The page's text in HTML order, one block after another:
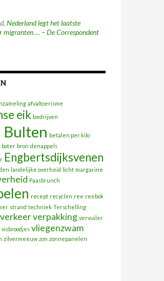
, Nederland legt het laatste
migranten … – De Correspondent
afvaltoerisme
eik bedrijven
Bulten betalen per kilo
boter bron denappels
Engbertsdijksvenen
landelijke overheid licht margarine
Paasbrunch
recept recyclen ree reebok
strand techniek Terschelling
verkeerverpakking vervuiler
visbroodjes vliegenzwam
zilvermeeuw zon zonnepanelen